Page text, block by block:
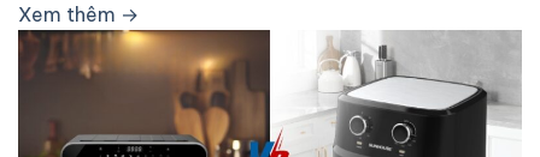
Xem thêm →